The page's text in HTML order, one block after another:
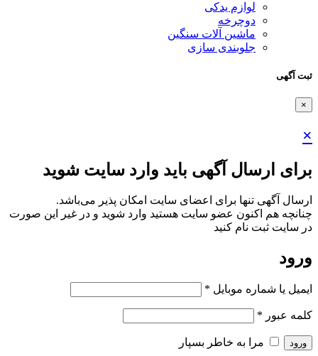
لوازم یدکی
دوچرخه
ماشین آلات سنگین
جلوبندی سازی
ثبت آگهی
×
×
برای ارسال آگهی باید وارد سایت شوید
ارسال آگهی تنها برای اعضای سایت امکان پذیر می‌باشد.
چنانچه هم‌ اکنون عضو سایت هستید وارد شوید و در غیر این صورت
در سایت ثبت نام کنید
ورود
ایمیل یا شماره موبایل *
کلمه عبور *
ورود مرا به خاطر بسپار